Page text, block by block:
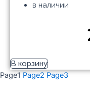
в наличии
В корзину
Page1 Page2 Page3